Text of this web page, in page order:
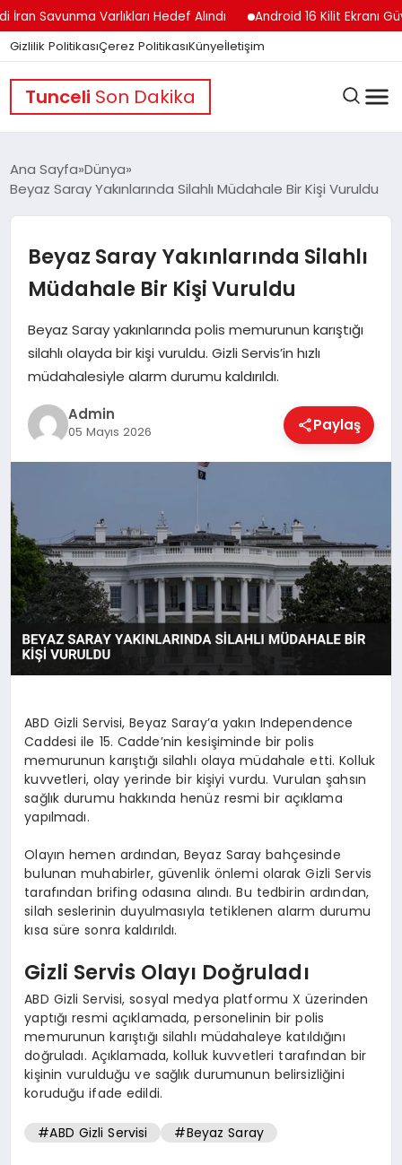
Savunma Varlıkları Hedef Alındı
Android 16 Kilit Ekranı
Gizlilik PolitikasıÇerez PolitikasıKünyeİletişim
Tunceli Son Dakika
GÜNDEM
DÜNYA
EĞITIM
EKONOMI
SAĞLIK
SPOR
TEKNOLOJI
Ana Sayfa Dünya
Beyaz Saray Yakınlarında Silahlı Müdahale Bir Kişi Vuruldu
Beyaz Saray Yakınlarında Silahlı
Müdahale Bir Kişi Vuruldu
Beyaz Saray yakınlarında polis memurunun karıştığı
silahlı olayda bir kişi vuruldu. Gizli Servis’in hızlı
müdahalesiyle alarm durumu kaldırıldı.
Admin
05 Mayıs 2026 Paylaş
ABD Gizli Servisi, Beyaz Saray’a yakın Independence
Caddesi ile 15. Cadde’nin kesişiminde bir polis
memurunun karıştığı silahlı olaya müdahale etti. Kolluk
kuvvetleri, olay yerinde bir kişiyi vurdu. Vurulan şahsın
sağlık durumu hakkında henüz resmi bir açıklama
yapılmadı.
Olayın hemen ardından, Beyaz Saray bahçesinde
bulunan muhabirler, güvenlik önlemi olarak Gizli Servis
tarafından brifing odasına alındı. Bu tedbirin ardından,
silah seslerinin duyulmasıyla tetiklenen alarm durumu
kısa süre sonra kaldırıldı.
Gizli Servis Olayı Doğruladı
ABD Gizli Servisi, sosyal medya platformu X üzerinden
yaptığı resmi açıklamada, personelinin bir polis
memurunun karıştığı silahlı müdahaleye katıldığını
doğruladı. Açıklamada, kolluk kuvvetleri tarafından bir
kişinin vurulduğu ve sağlık durumunun belirsizliğini
koruduğu ifade edildi.
#ABD Gizli Servisi #Beyaz Saray